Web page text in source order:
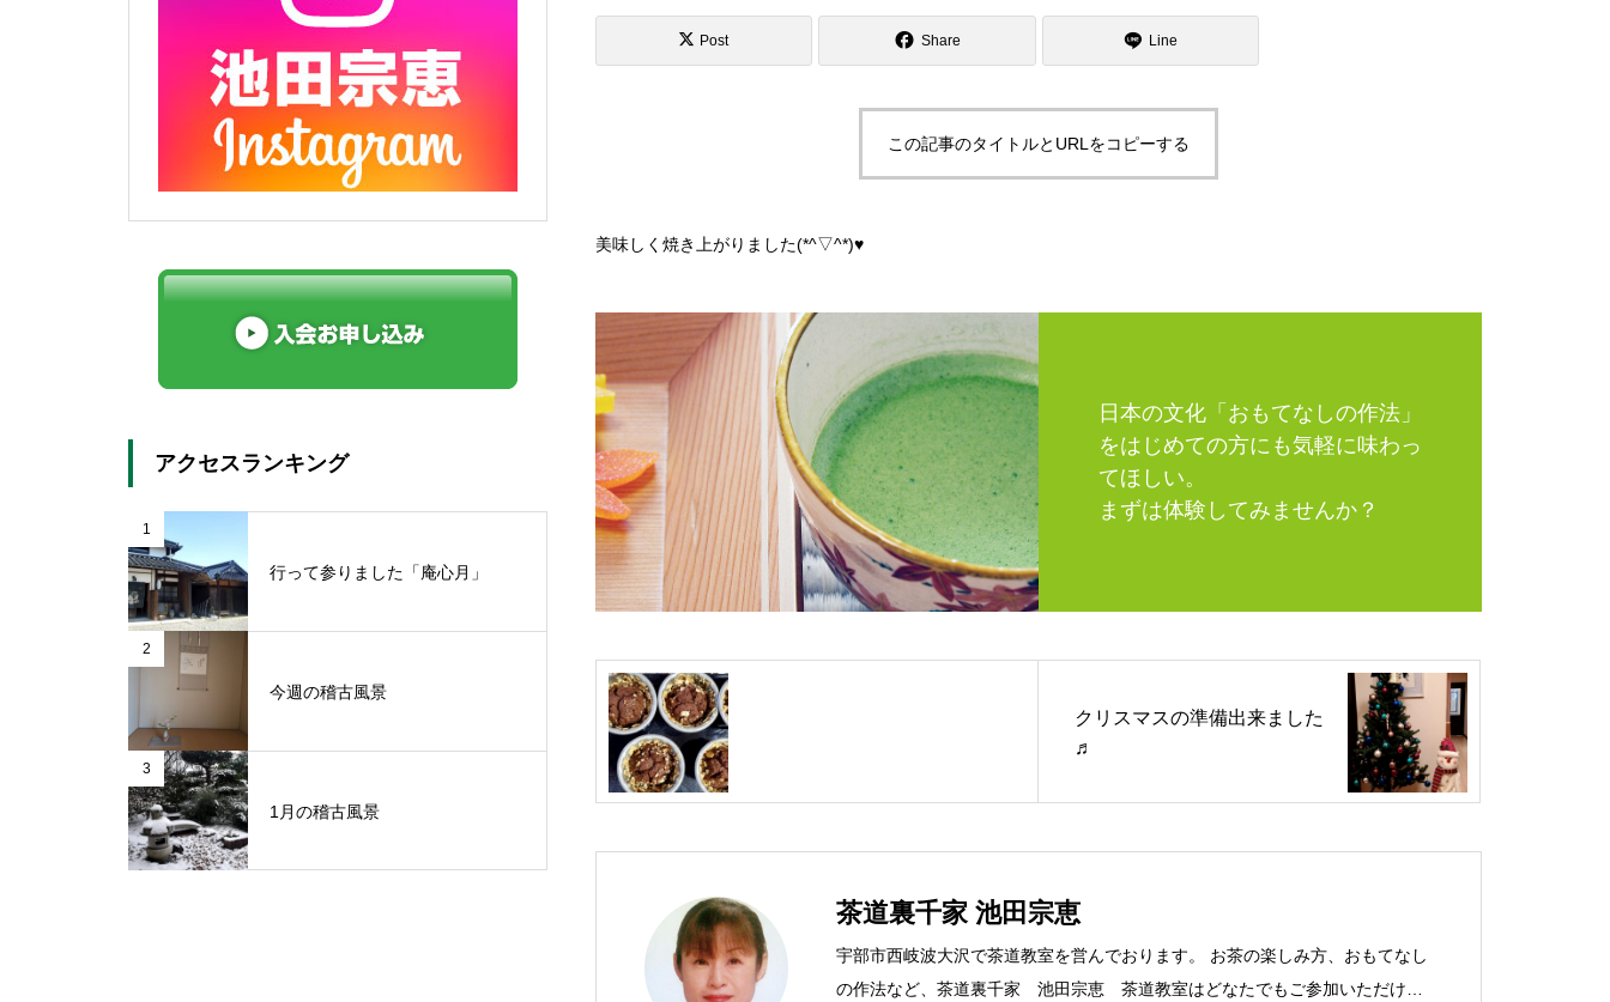
Post Share Line
この記事のタイトルとURLをコピーする
美味しく焼き上がりました(*^▽^*)♥
日本の文化「おもてなしの作法」
をはじめての方にも気軽に味わっ
てほしい。
まずは体験してみませんか？
クリスマスの準備出来ました
♬
茶道裏千家 池田宗恵
宇部市西岐波大沢で茶道教室を営んでおります。 お茶の楽しみ方、おもてなし
の作法など、茶道裏千家 池田宗恵 茶道教室はどなたでもご参加いただけま
アクセスランキング
1
行って参りました「庵心月」
2
今週の稽古風景
3
1月の稽古風景